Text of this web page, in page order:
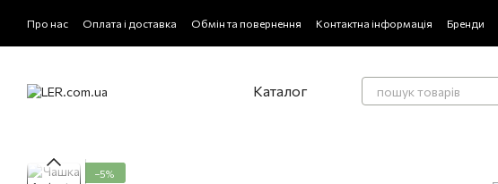
Про нас Оплата і доставка Обмін та повернення Контактна інформація Бренди
Каталог
−5%